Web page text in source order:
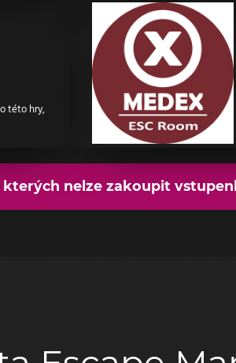
této hry,
nelze zakoupit